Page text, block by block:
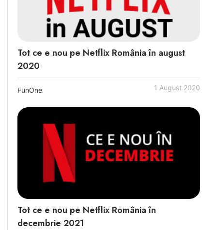
Tot ce e nou pe Netflix România în august
2020
FunOne 1 August 2020
Tot ce e nou pe Netflix România în
decembrie 2021